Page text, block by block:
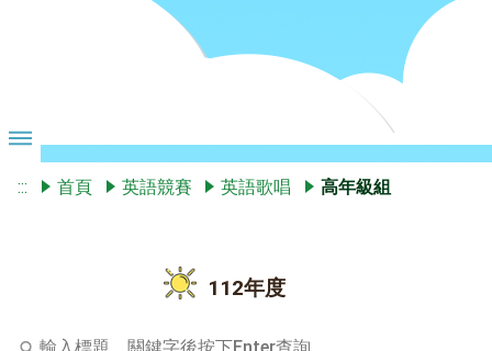
::: 首頁 英語競賽 英語歌唱 高年級組
112年度
輸